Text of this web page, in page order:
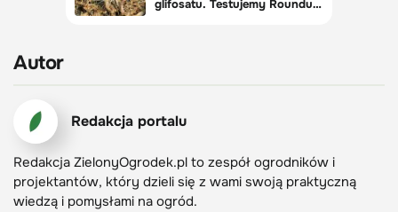
Autor
Redakcja portalu
Redakcja ZielonyOgrodek.pl to zespół ogrodników i
projektantów, który dzieli się z wami swoją praktyczną
wiedzą i pomysłami na ogród.